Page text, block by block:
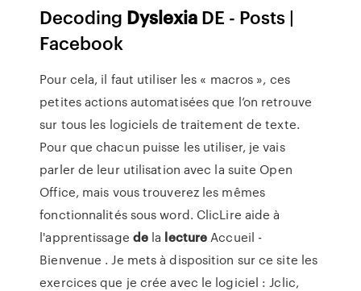
Decoding Dyslexia DE - Posts |
Facebook
Pour cela, il faut utiliser les « macros », ces
petites actions automatisées que l’on retrouve
sur tous les logiciels de traitement de texte.
Pour que chacun puisse les utiliser, je vais
parler de leur utilisation avec la suite Open
Office, mais vous trouverez les mêmes
fonctionnalités sous word. ClicLire aide à
l'apprentissage de la lectureAccueil -
Bienvenue . Je mets à disposition sur ce site les
exercices que je crée avec le logiciel : Jclic,